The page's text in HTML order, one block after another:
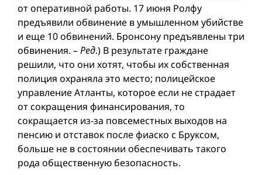
от оперативной работы. 17 июня Ролфу
предъявили обвинение в умышленном убийстве
и еще 10 обвинений. Бронсону предъявлены три
обвинения. –Ред.) В результате граждане
решили, что они хотят, чтобы их собственная
полиция охраняла это место; полицейское
управление Атланты, которое если не страдает
от сокращения финансирования, то
сокращается из-за повсеместных выходов на
пенсию и отставок после фиаско с Бруксом,
больше не в состоянии обеспечивать такого
рода общественную безопасность.